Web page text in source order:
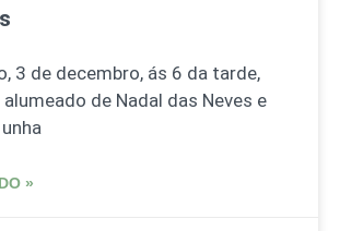
3 de decembro, ás 6 da tarde,
de Nadal das Neves e
»